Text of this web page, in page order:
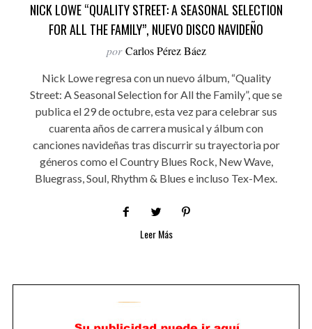
NICK LOWE “QUALITY STREET: A SEASONAL SELECTION
FOR ALL THE FAMILY”, NUEVO DISCO NAVIDEÑO
por Carlos Pérez Báez
Nick Lowe regresa con un nuevo álbum, “Quality
Street: A Seasonal Selection for All the Family”, que se
publica el 29 de octubre, esta vez para celebrar sus
cuarenta años de carrera musical y álbum con
canciones navideñas tras discurrir su trayectoria por
géneros como el Country Blues Rock, New Wave,
Bluegrass, Soul, Rhythm & Blues e incluso Tex-Mex.
Leer Más